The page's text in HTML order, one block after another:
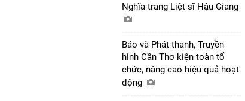
Nghĩa trang Liệt sĩ Hậu Giang
Báo và Phát thanh, Truyền
hình Cần Thơ kiện toàn tổ
chức, nâng cao hiệu quả hoạt
động